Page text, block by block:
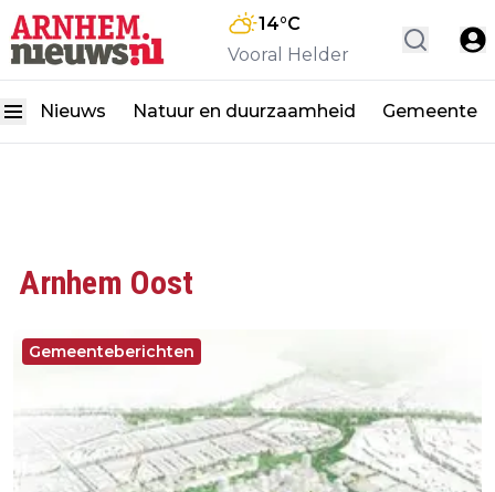
14°C
Vooral Helder
Nieuws Natuur en duurzaamheid Gemeente
Arnhem Oost
Gemeenteberichten